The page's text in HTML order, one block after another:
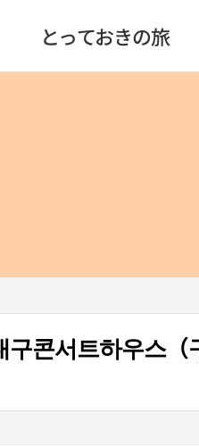
とっておきの旅
콘서트하우스（